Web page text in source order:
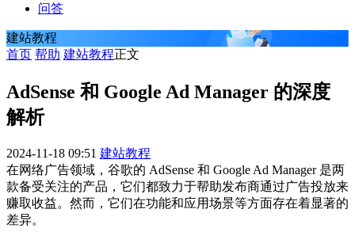
问答
建站教程
首页 帮助 建站教程正文
AdSense 和 Google Ad Manager 的深度
解析
2024-11-18 09:51 建站教程
在网络广告领域，谷歌的 AdSense 和 Google Ad Manager 是两
款备受关注的产品，它们都致力于帮助发布商通过广告投放来
赚取收益。然而，它们在功能和应用场景等方面存在着显著的
差异。